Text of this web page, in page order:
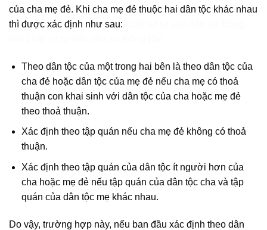
của cha mẹ đẻ. Khi cha mẹ đẻ thuộc hai dân tộc khác nhau
thì được xác định như sau:
Theo dân tộc của một trong hai bên là theo dân tộc của
cha đẻ hoặc dân tộc của mẹ đẻ nếu cha mẹ có thoả
thuận con khai sinh với dân tộc của cha hoặc mẹ đẻ
theo thoả thuận.
Xác định theo tập quán nếu cha mẹ đẻ không có thoả
thuận.
Xác định theo tập quán của dân tộc ít người hơn của
cha hoặc mẹ đẻ nếu tập quán của dân tộc cha và tập
quán của dân tộc mẹ khác nhau.
Do vậy, trường hợp này, nếu ban đầu xác định theo dân